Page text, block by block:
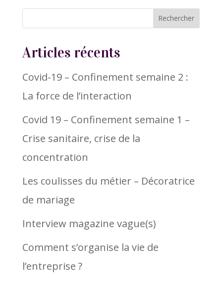
Articles récents
Covid-19 – Confinement semaine 2 :
La force de l’interaction
Covid 19 – Confinement semaine 1 –
Crise sanitaire, crise de la
concentration
Les coulisses du métier – Décoratrice
de mariage
Interview magazine vague(s)
Comment s’organise la vie de
l’entreprise ?